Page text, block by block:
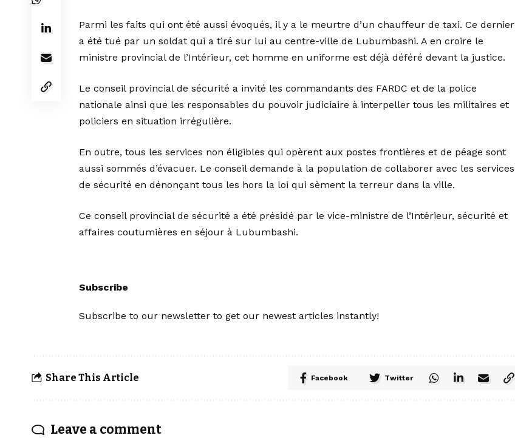
Parmi les faits qui ont été aussi évoqués, il y a le meurtre d’un chauffeur de taxi. Ce dernier
a été tué par un soldat qui a tiré sur lui au centre-ville de Lubumbashi. A en croire le
ministre provincial de l’Intérieur, cet homme en uniforme est déjà déféré devant la justice.
Le conseil provincial de sécurité a invité les commandants des FARDC et de la police
nationale ainsi que les responsables du pouvoir judiciaire à interpeller tous les militaires et
policiers en situation irrégulière.
En outre, tous les services non éligibles qui opèrent aux postes frontières et de péage sont
aussi sommés d’évacuer. Le conseil demande à la population de collaborer avec les services
de sécurité en dénonçant tous les hors la loi qui sèment la terreur dans la ville.
Ce conseil provincial de sécurité a été présidé par le vice-ministre de l’Intérieur, sécurité et
affaires coutumières en séjour à Lubumbashi.
Subscribe
Subscribe to our newsletter to get our newest articles instantly!
Share This Article Facebook Twitter
Leave a comment